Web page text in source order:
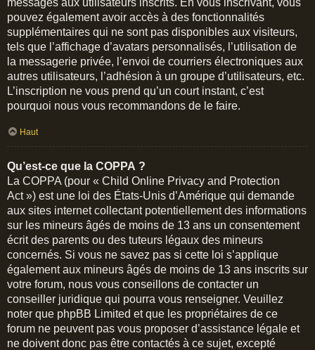
messages aux utilisateurs inscrits. En vous inscrivant, vous
pouvez également avoir accès à des fonctionnalités
supplémentaires qui ne sont pas disponibles aux visiteurs,
tels que l’affichage d’avatars personnalisés, l’utilisation de
la messagerie privée, l’envoi de courriers électroniques aux
autres utilisateurs, l’adhésion à un groupe d’utilisateurs, etc.
L’inscription ne vous prend qu’un court instant, c’est
pourquoi nous vous recommandons de le faire.
Haut
Qu’est-ce que la COPPA ?
La COPPA (pour « Child Online Privacy and Protection
Act ») est une loi des États-Unis d’Amérique qui demande
aux sites internet collectant potentiellement des informations
sur les mineurs âgés de moins de 13 ans un consentement
écrit des parents ou des tuteurs légaux des mineurs
concernés. Si vous ne savez pas si cette loi s’applique
également aux mineurs âgés de moins de 13 ans inscrits sur
votre forum, nous vous conseillons de contacter un
conseiller juridique qui pourra vous renseigner. Veuillez
noter que phpBB Limited et que les propriétaires de ce
forum ne peuvent pas vous proposer d’assistance légale et
ne doivent donc pas être contactés à ce sujet, excepté